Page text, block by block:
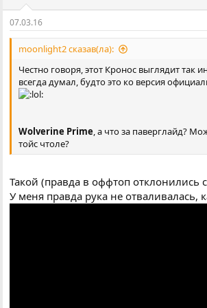
07.03.16
moonlight2 сказав(ла):
Честно говоря, этот Кронос выглядит так
всегда думал, будто это ко версия
Wolverine Prime, а что за паверглайд?
тойс чтоле?
Такой (правда в оффтоп отклонились
У меня правда рука не отваливалась,